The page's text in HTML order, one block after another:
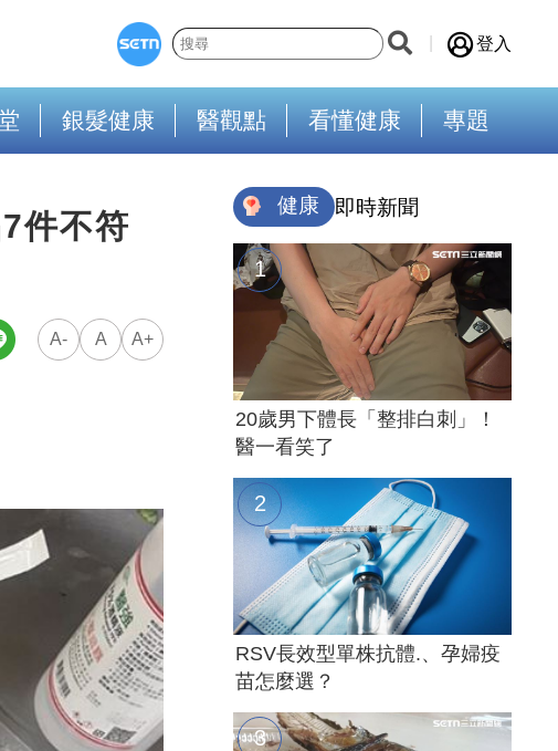
登入
銀髮健康 醫觀點 看懂健康 專題
件不符
A- A A+
健康 即時新聞
20歲男下體長「整排白刺」！
醫一看笑了
RSV長效型單株抗體.、孕婦疫
苗怎麼選？